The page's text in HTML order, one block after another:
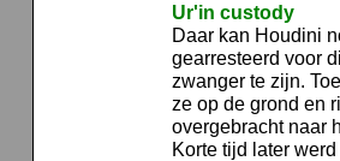
Ur'in custody
Daar kan Houdini
gearresteerd voor
zwanger te zijn.
ze op de grond en
overgebracht naar
Korte tijd later